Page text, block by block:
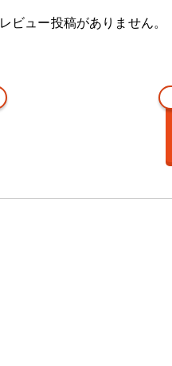
レビュー投稿がありません。